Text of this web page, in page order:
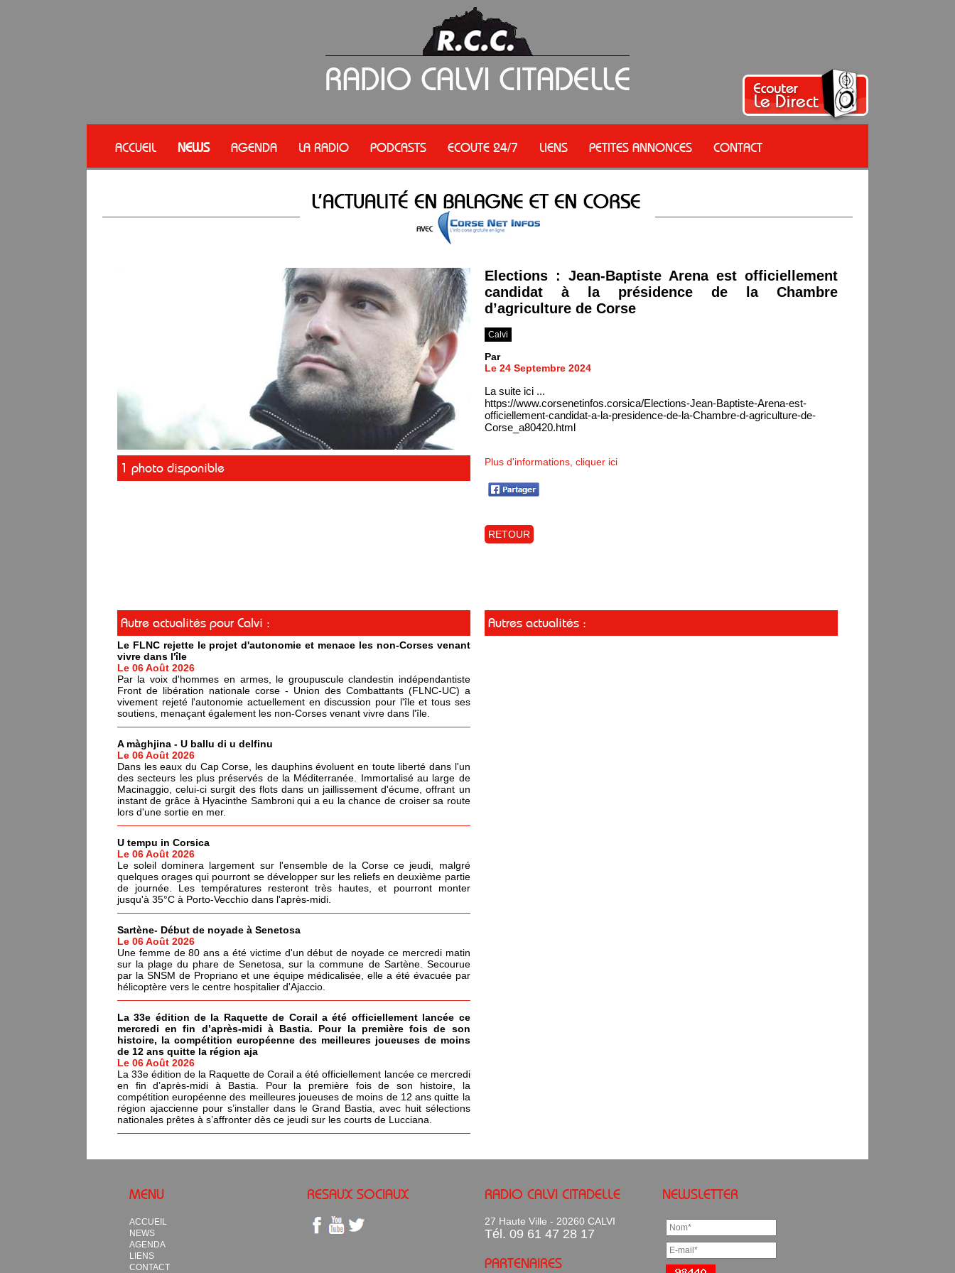
ACCUEIL NEWS AGENDA LA RADIO PODCASTS ECOUTE 24/7 LIENS PETITES ANNONCES CONTACT
1 photo disponible
Elections : Jean-Baptiste Arena est officiellement
candidat à la présidence de la Chambre
d’agriculture de Corse
Calvi
Par
Le 24 Septembre 2024
La suite ici ...
https://www.corsenetinfos.corsica/Elections-Jean-Baptiste-Arena-est-
officiellement-candidat-a-la-presidence-de-la-Chambre-d-agriculture-de-
Corse_a80420.html
Plus d'informations, cliquer ici
RETOUR
Autre actualités pour Calvi :
Le FLNC rejette le projet d'autonomie et menace les non-Corses venant
vivre dans l'île
Le 06 Août 2026
Par la voix d'hommes en armes, le groupuscule clandestin indépendantiste
Front de libération nationale corse - Union des Combattants (FLNC-UC) a
vivement rejeté l'autonomie actuellement en discussion pour l'île et tous ses
soutiens, menaçant également les non-Corses venant vivre dans l'île.
A màghjina - U ballu di u delfinu
Le 06 Août 2026
Dans les eaux du Cap Corse, les dauphins évoluent en toute liberté dans l'un
des secteurs les plus préservés de la Méditerranée. Immortalisé au large de
Macinaggio, celui-ci surgit des flots dans un jaillissement d'écume, offrant un
instant de grâce à Hyacinthe Sambroni qui a eu la chance de croiser sa route
lors d'une sortie en mer.
U tempu in Corsica
Le 06 Août 2026
Le soleil dominera largement sur l'ensemble de la Corse ce jeudi, malgré
quelques orages qui pourront se développer sur les reliefs en deuxième partie
de journée. Les températures resteront très hautes, et pourront monter
jusqu'à 35°C à Porto-Vecchio dans l'après-midi.
Sartène- Début de noyade à Senetosa
Le 06 Août 2026
Une femme de 80 ans a été victime d'un début de noyade ce mercredi matin
sur la plage du phare de Senetosa, sur la commune de Sartène. Secourue
par la SNSM de Propriano et une équipe médicalisée, elle a été évacuée par
hélicoptère vers le centre hospitalier d'Ajaccio.
La 33e édition de la Raquette de Corail a été officiellement lancée ce
mercredi en fin d’après-midi à Bastia. Pour la première fois de son
histoire, la compétition européenne des meilleures joueuses de moins
de 12 ans quitte la région aja
Le 06 Août 2026
La 33e édition de la Raquette de Corail a été officiellement lancée ce mercredi
en fin d’après-midi à Bastia. Pour la première fois de son histoire, la
compétition européenne des meilleures joueuses de moins de 12 ans quitte la
région ajaccienne pour s’installer dans le Grand Bastia, avec huit sélections
nationales prêtes à s’affronter dès ce jeudi sur les courts de Lucciana.
Autres actualités :
MENU
ACCUEIL
NEWS
AGENDA
LIENS
CONTACT
RESAUX SOCIAUX RADIO CALVI CITADELLE
27 Haute Ville - 20260 CALVI
Tél. 09 61 47 28 17
PARTENAIRES
NEWSLETTER